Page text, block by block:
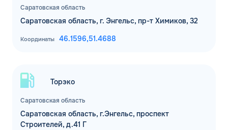
Саратовская область
Саратовская область, г. Энгельс, пр-т Химиков, 32
Координаты 46.1596,51.4688
Саратовская область
Торэко
Саратовская область, г.Энгельс, проспект
Строителей, д.41 Г